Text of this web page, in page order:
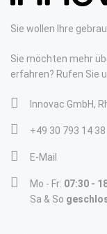
Sie wollen Ihre
Sie möchten mehr
erfahren? Rufen Sie
Innovac GmbH,
+49 30 793 14 38
E-Mail
Mo - Fr: 07:30 -
Sa & So